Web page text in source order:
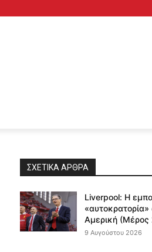
ΣΧΕΤΙΚΆ ΆΡΘΡΑ
Liverpool: Η
«αυτοκρατορία»
Αμερική (Μέρος
9 Αυγούστου 2026